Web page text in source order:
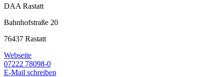
DAA Rastatt
Bahnhofstraße 20
76437 Rastatt
Webseite
07222 78098-0
E-Mail schreiben